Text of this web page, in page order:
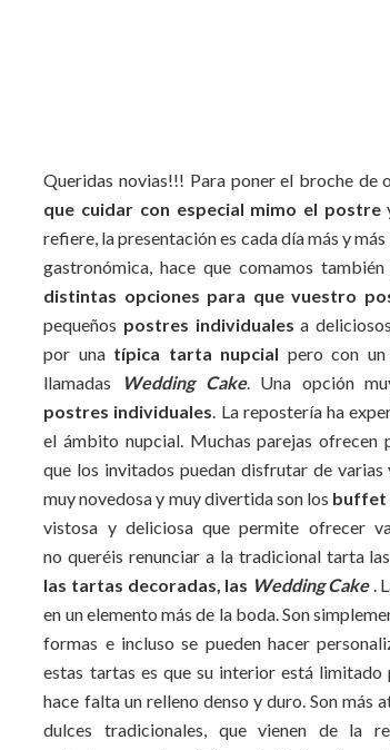
Queridas novias!!! Para poner el broche de
que cuidar con especial mimo el postre
refiere, la presentación es cada día más y
gastronómica, hace que comamos
distintas opciones para que vuestro
pequeños postres individuales a deliciosos
por una típica tarta nupcial pero con
llamadas
Wedding Cake.Una opción
postres individuales. La repostería ha
el ámbito nupcial. Muchas parejas ofrecen
que los invitados puedan disfrutar de varias
muy novedosa y muy divertida son los buffet
vistosa y deliciosa que permite ofrecer
no queréis renunciar a la tradicional tarta
las tartas decoradas, las Wedding Cake.
en un elemento más de la boda. Son
formas e incluso se pueden hacer
estas tartas es que su interior está limitado
hace falta un relleno denso y duro. Son más
dulces tradicionales, que vienen de la